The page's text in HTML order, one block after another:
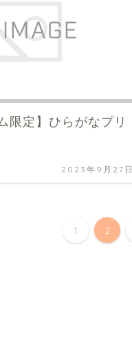
限定】ひらがなプリ
2023年9月27日
1 2